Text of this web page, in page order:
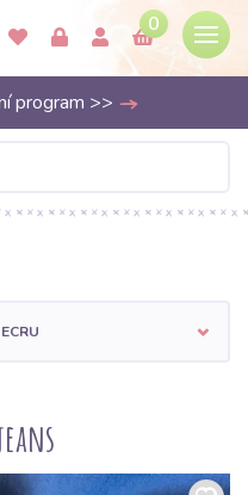
0
program >>